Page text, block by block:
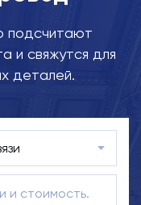
подсчитают
и свяжутся для
деталей.